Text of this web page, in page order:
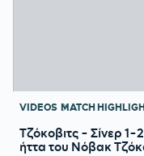
VIDEOS MATCH
Τζόκοβιτς - Σίνερ
ήττα του Νόβακ